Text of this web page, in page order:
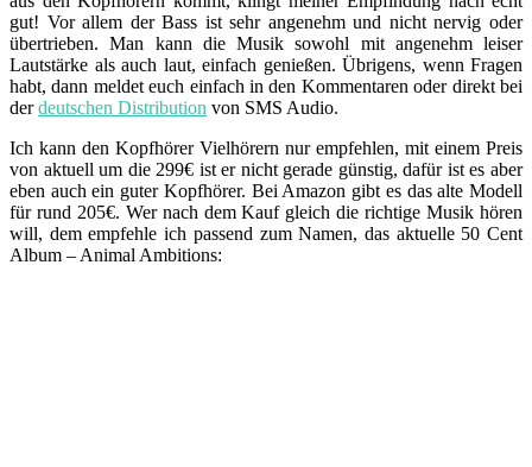
gut! Vor allem der Bass ist sehr angenehm und nicht nervig oder
übertrieben. Man kann die Musik sowohl mit angenehm leiser
Lautstärke als auch laut, einfach genießen. Übrigens, wenn Fragen
habt, dann meldet euch einfach in den Kommentaren oder direkt bei
derdeutschen Distribution von SMS Audio.
Ich kann den Kopfhörer Vielhörern nur empfehlen, mit einem Preis
von aktuell um die 299€ ist er nicht gerade günstig, dafür ist es aber
eben auch ein guter Kopfhörer. Bei Amazon gibt es das alte Modell
für rund 205€. Wer nach dem Kauf gleich die richtige Musik hören
will, dem empfehle ich passend zum Namen, das aktuelle 50 Cent
Album – Animal Ambitions: